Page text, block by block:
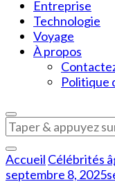
Entreprise
Technologie
Voyage
À propos
Politique
Vous
recherchiez
quelque
chose
?
Accueil Célébrités
septembre 8, 2025